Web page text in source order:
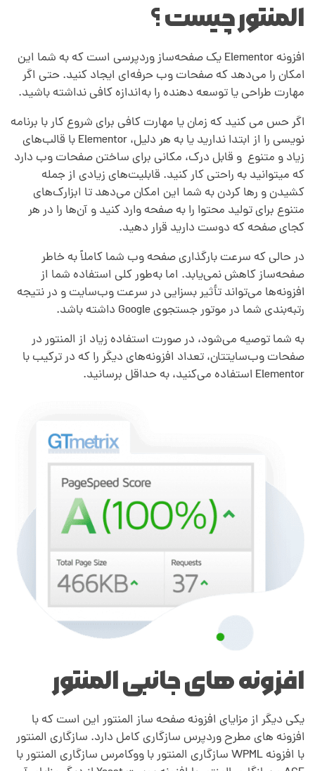
س
ت
؟
م
ع
ر
ف
ی
ی
ز
ا
و
ن
المنتور چیست ؟
افزونه Elementor یک صفحه‌ساز وردپرسی است که به شما این
امکان را می‌دهد که صفحات وب حرفه‌ای ایجاد کنید. حتی اگر
مهارت طراحی یا توسعه دهنده را به‌اندازه کافی نداشته باشید.
اگر حس می‌ ‌کنید که زمان یا مهارت کافی برای شروع کار با برنامه
نویسی را از ابتدا ند‌ارید یا به هر دلیل، Elementor با قا‌لب‌های
زیاد و متنوع و قا‌بل درک، مکانی برای ساخت‎ن صفحات وب دارد
که میتو‎انید به راحتی کار کنید. قابلیت‌های زیادی از جمله
کشید‌ن و رها کردن به شما این امکان می‌دهد تا ابزار‌ک‌های
متنوع برای تو‌لید محتو‌ا را به صفحه و‌ار‌د کنید و آن‌ها را در هر
کجا‌‌ی صفحه که دوست د‌ارید قرا‌ر د‌هید.‎‎
در حالی که سرعت بارگذاری صفحه وب شما کاملاً به خاطر
صفحه‌ساز کاهش نمی‌یابد. اما به‌طور کلی استفاده شما از
افزونه‌ها می‌تواند تأثیر بسزایی در سرعت وب‌سایت و در نتیجه
رتبه‌بندی شما در موتور جستجوی Google داشته باشد.
به شما توصیه می‌شود، در صورت استفاده زیاد از المنتور در
صفحات وب‌سایتتان، تعداد افزونه‌های دیگر را که در ترکیب با
Elementor استفاده می‌کنید، به حداقل برسانید.
افزونه های جانبی المنتو‌ر
یکی دیگر از مزایای افزونه صفحه ساز المنتور این است که با
افزونه های مطرح وردپرس سازگاری کامل دارد. سازگاری المنتور
با افزونه WPML سازگاری المنتور با ووکامرس سازگاری المنتور با